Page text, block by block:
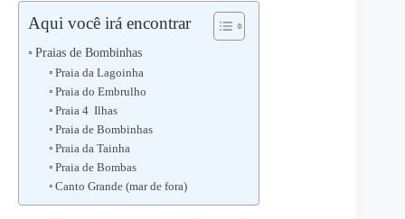
Aqui você irá encontrar
Praias de Bombinhas
Praia da Lagoinha
Praia do Embrulho
Praia 4 Ilhas
Praia de Bombinhas
Praia da Tainha
Praia de Bombas
Canto Grande (mar de fora)